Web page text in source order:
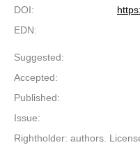
DOI:
EDN:
Suggested:
Accepted:
Published:
Issue:
Rightholder: authors.